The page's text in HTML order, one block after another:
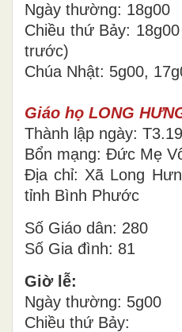
Ngày thường: 18g00
Chiều thứ Bảy:
trước)
Chúa Nhật: 5g00,
Giáo họ LONG
Thành lập ngày:
Bổn mạng: Đức Mẹ
Địa chỉ: Xã Long
tỉnh Bình Phước
Số Giáo dân: 280
Số Gia đình: 81
Giờ lễ:
Ngày thường: 5g00
Chiều thứ Bảy: